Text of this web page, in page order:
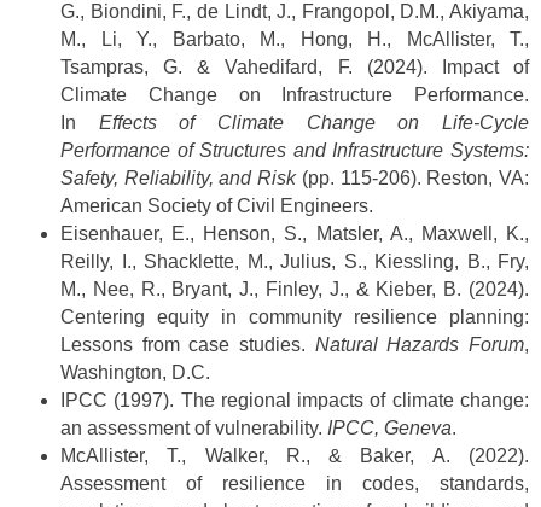
G., Biondini, F., de Lindt, J., Frangopol, D.M., Akiyama,
M., Li, Y., Barbato, M., Hong, H., McAllister, T.,
Tsampras, G. & Vahedifard, F. (2024). Impact of
Climate Change on Infrastructure Performance.
In Effects of Climate Change on Life-Cycle
Performance of Structures and Infrastructure Systems:
Safety, Reliability, and Risk(pp. 115-206). Reston, VA:
American Society of Civil Engineers.
Eisenhauer, E., Henson, S., Matsler, A., Maxwell, K.,
Reilly, I., Shacklette, M., Julius, S., Kiessling, B., Fry,
M., Nee, R., Bryant, J., Finley, J., & Kieber, B. (2024).
Centering equity in community resilience planning:
Lessons from case studies. Natural Hazards Forum,
Washington, D.C.
IPCC (1997). The regional impacts of climate change:
an assessment of vulnerability. IPCC, Geneva.
McAllister, T., Walker, R., & Baker, A. (2022).
Assessment of resilience in codes, standards,